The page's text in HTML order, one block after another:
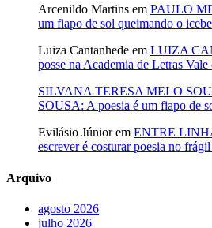
Arcenildo Martins em PAULO
um fiapo de sol queimando o
Luiza Cantanhede em LUIZA
posse na Academia de Letras
SILVANA TERESA MELO
SOUSA: A poesia é um fiapo de
Evilásio Júniorem ENTRE
escrever é costurar poesia no
Arquivo
agosto 2026
julho 2026